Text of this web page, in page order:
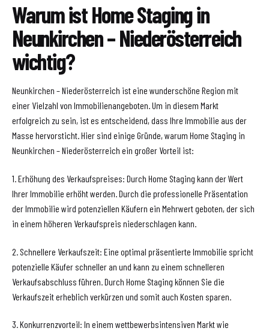
Warum ist Home Staging in
Neunkirchen – Niederösterreich
wichtig?
Neunkirchen – Niederösterreich ist eine wunderschöne Region mit
einer Vielzahl von Immobilienangeboten. Um in diesem Markt
erfolgreich zu sein, ist es entscheidend, dass Ihre Immobilie aus der
Masse hervorsticht. Hier sind einige Gründe, warum Home Staging in
Neunkirchen – Niederösterreich ein großer Vorteil ist:
1. Erhöhung des Verkaufspreises: Durch Home Staging kann der Wert
Ihrer Immobilie erhöht werden. Durch die professionelle Präsentation
der Immobilie wird potenziellen Käufern ein Mehrwert geboten, der sich
in einem höheren Verkaufspreis niederschlagen kann.
2. Schnellere Verkaufszeit: Eine optimal präsentierte Immobilie spricht
potenzielle Käufer schneller an und kann zu einem schnelleren
Verkaufsabschluss führen. Durch Home Staging können Sie die
Verkaufszeit erheblich verkürzen und somit auch Kosten sparen.
3. Konkurrenzvorteil: In einem wettbewerbsintensiven Markt wie